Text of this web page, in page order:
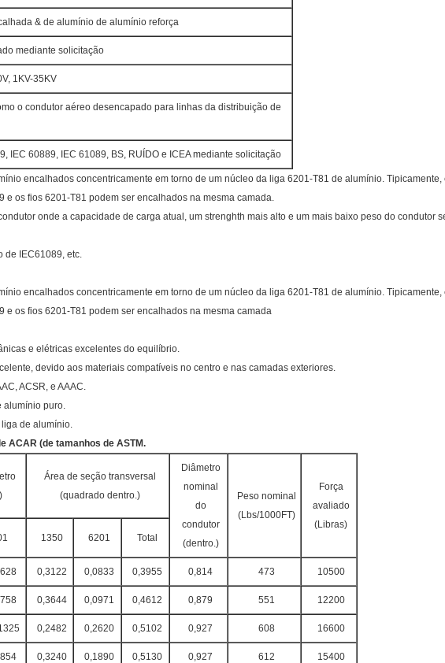
& de alumínio de alumínio reforça
mediante solicitação
1KV-35KV
o condutor aéreo desencapado para linhas da distribuição de
IEC 60889, IEC 61089, BS, RUÍDO e ICEA mediante solicitação
encalhados concentricamente em torno de um núcleo da liga 6201-T81 de alumínio.
e os fios 6201-T81 podem ser encalhados na mesma camada.
onde a capacidade de carga atual, um strenghth mais alto e um mais baixo peso do condutor
de IEC61089, etc.
encalhados concentricamente em torno de um núcleo da liga 6201-T81 de alumínio.
e os fios 6201-T81 podem ser encalhados na mesma camada
e elétricas excelentes do equilíbrio.
devido aos materiais compatíveis no centro e nas camadas exteriores.
ACSR, e AAAC.
alumínio puro.
de alumínio.
ACAR (de tamanhos de ASTM.
Área de seção transversal
(quadrado dentro.)
Diâmetro
nominal
do
condutor
(dentro.)
Peso nominal
(Lbs/1000FT)
Força
avaliado
(Libras)
1350 6201 Total
0,3122 0,0833 0,3955 0,814 473 10500
0,3644 0,0971 0,4612 0,879 551 12200
0,2482 0,2620 0,5102 0,927 608 16600
0,3240 0,1890 0,5130 0,927 612 15400